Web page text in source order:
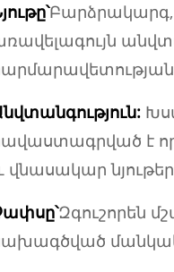
Բարձրակարգ,
է
վնասակար
Զգուշորեն